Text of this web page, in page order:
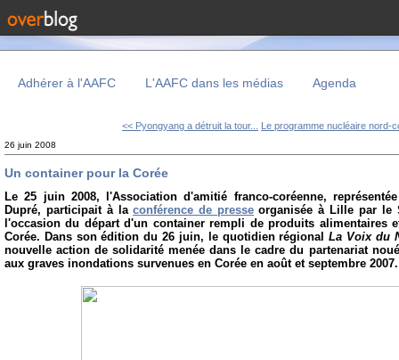
Adhérer à l'AAFC L'AAFC dans les médias Agenda
<< Pyongyang a détruit la tour... Le programme nucléaire nord-
26 juin 2008
Un container pour la Corée
Le 25 juin 2008, l'Association d'amitié franco-coréenne,
Dupré, participait à la conférence de presse organisée à Lille par le
l'occasion du départ d'un container rempli de produits alimentaires
Corée. Dans son édition du 26 juin, le quotidien régionalLa Voix du
nouvelle action de solidarité menée dans le cadre du partenariat
aux graves inondations survenues en Corée en août et septembre 2007.